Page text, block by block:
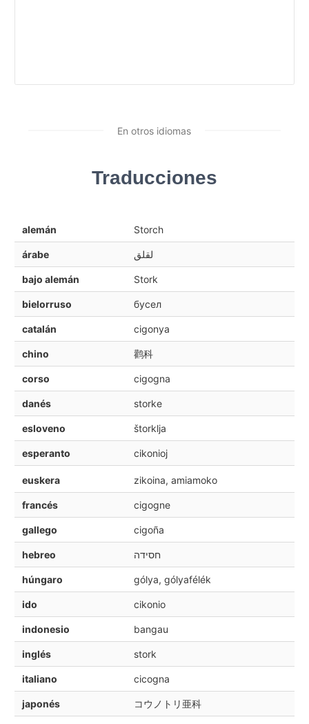
En otros idiomas
Traducciones
alemán Storch
árabe لقلق
bajo alemán Stork
bielorruso бусел
catalán cigonya
chino 鹳科
corso cigogna
danés storke
esloveno štorklja
esperanto cikonioj
euskera zikoina, amiamoko
francés cigogne
gallego cigoña
hebreo חסידה
húngaro gólya, gólyafélék
ido cikonio
indonesio bangau
inglés stork
italiano cicogna
japonés コウノトリ亜科